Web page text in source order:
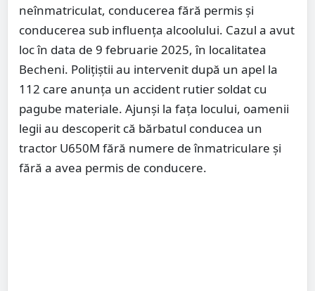
neînmatriculat, conducerea fără permis și
conducerea sub influența alcoolului. Cazul a avut
loc în data de 9 februarie 2025, în localitatea
Becheni. Polițiștii au intervenit după un apel la
112 care anunța un accident rutier soldat cu
pagube materiale. Ajunși la fața locului, oamenii
legii au descoperit că bărbatul conducea un
tractor U650M fără numere de înmatriculare și
fără a avea permis de conducere.